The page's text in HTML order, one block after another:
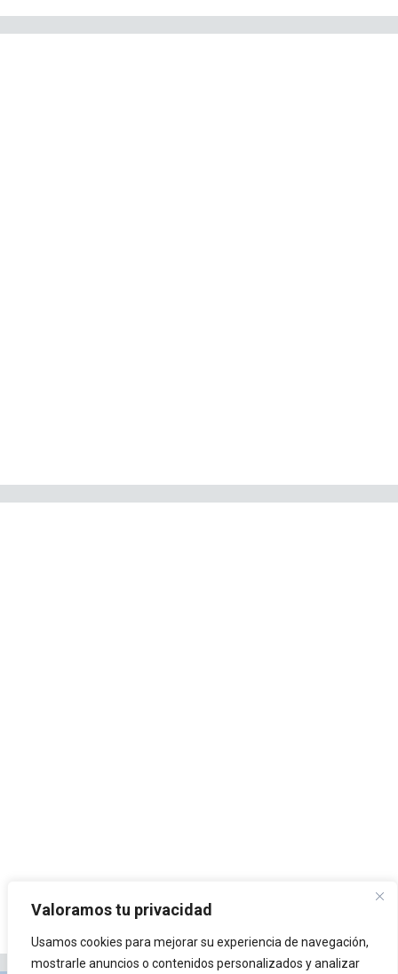
Valoramos tu privacidad
Usamos cookies para mejorar su experiencia de navegación,
mostrarle anuncios o contenidos personalizados y analizar